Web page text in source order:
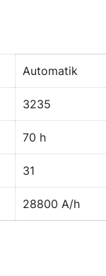
Automatik
3235
70 h
31
28800 A/h